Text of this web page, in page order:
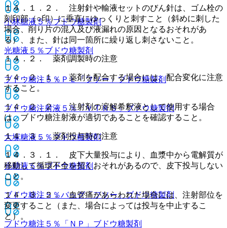
小林糖液５％ブドウ糖製剤
光糖液５％ブドウ糖製剤
ブドウ糖注５％ＰＬ「フソー」 ブドウ糖製剤
ブドウ糖注射液５％「ＶＴＲＳ」ブドウ糖製剤
大塚糖液５％ブドウ糖製剤
光糖液５％ブドウ糖製剤
ブドウ糖注５％バッグ「フソー」ブドウ糖製剤
ブドウ糖注５％「ＮＰ」 ブドウ糖製剤
１４．１．２． 注射針や輸液セットのびん針は、ゴム栓の
刻印部（○印）に垂直にゆっくりと刺すこと（斜めに刺した
場合、削り片の混入及び液漏れの原因となるおそれがあ
る）、また、針は同一箇所に繰り返し刺さないこと。
１４．２． 薬剤調製時の注意
１４．２．１． 薬剤を配合する場合には、配合変化に注意
すること。
１４．２．２． 注射剤の溶解希釈液として使用する場合
は、ブドウ糖注射液が適切であることを確認すること。
１４．３． 薬剤投与時の注意
１４．３．１． 皮下大量投与により、血漿中から電解質が
移動して循環不全を招くおそれがあるので、皮下投与しない
こと。
１４．３．２． 血管痛があらわれた場合には、注射部位を
変更すること（また、場合によっては投与を中止するこ
と）。